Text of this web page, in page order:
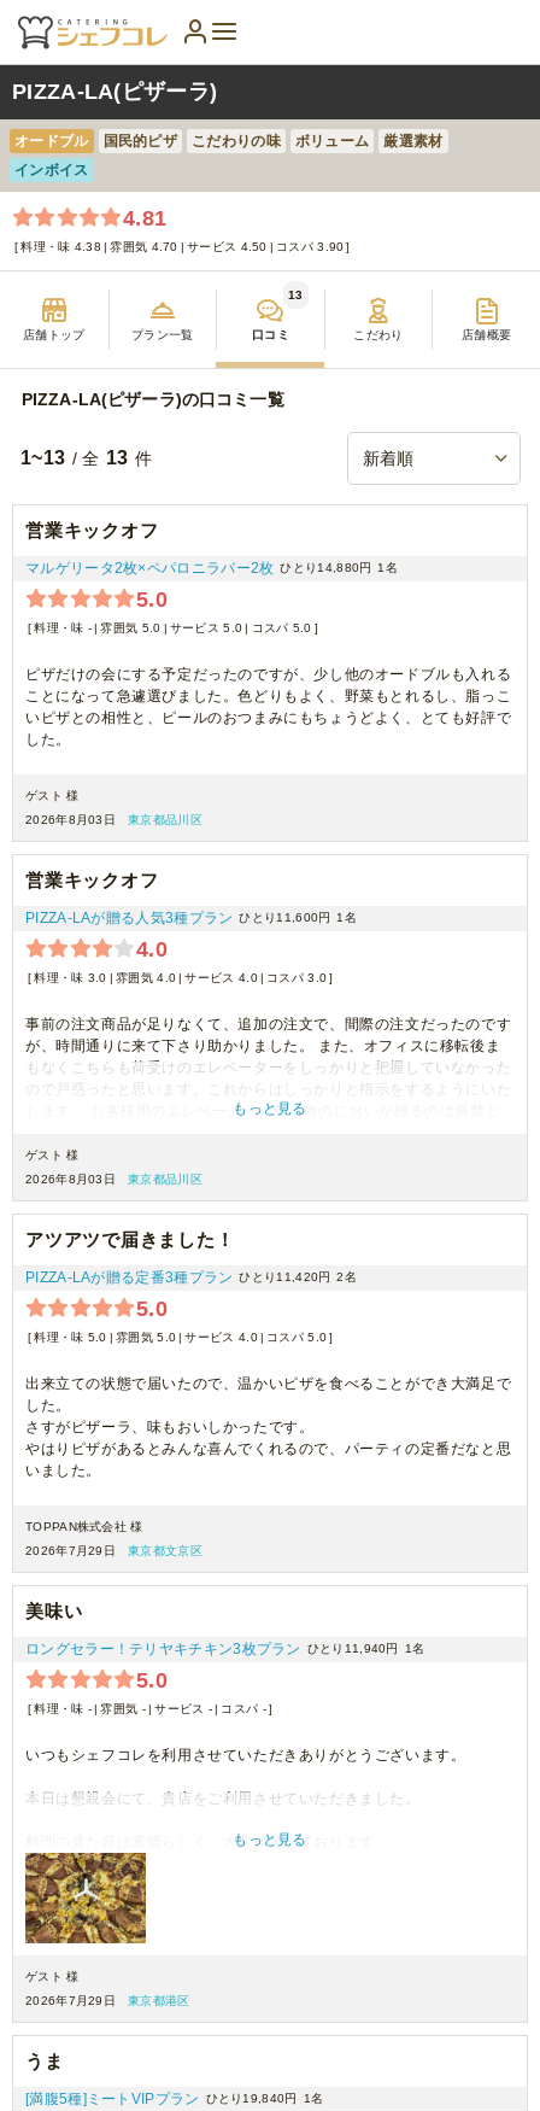
PIZZA-LA(ピザーラ)
オードブル 国民的ピザ こだわりの味 ボリューム
厳選素材
インボイス
4.81
料理・味 4.38 雰囲気 4.70 サービス 4.50 コスパ 3.90
店舗トップ プラン一覧 口コミ
13
こだわり 店舗概要
PIZZA-LA(ピザーラ)の口コミ一覧
1~13 / 全 13 件
営業キックオフ
マルゲリータ2枚×ペパロニラバー2枚 ひとり14,880円 1名
5.0
料理・味 - 雰囲気 5.0 サービス 5.0 コスパ 5.0
ピザだけの会にする予定だったのですが、少し他のオードブルも入れる
ことになって急遽選びました。色どりもよく、野菜もとれるし、脂っこ
いピザとの相性と、ピールのおつまみにもちょうどよく、とても好評で
した。
ゲスト 様
2026年8月03日
東京都品川区
営業キックオフ
PIZZA-LAが贈る人気3種プラン ひとり11,600円 1名
4.0
料理・味 3.0 雰囲気 4.0 サービス 4.0 コスパ 3.0
事前の注文商品が足りなくて、追加の注文で、間際の注文だったのです
が、時間通りに来て下さり助かりました。 また、オフィスに移転後ま
もなくこちらも荷受けのエレベーターをしっかりと把握していなかった
ので戸惑ったと思います。これからはしっかりと指示をするようにいた
します。 お客様用のエレベーターに食べ物のにおいが残るのは厳禁と
す。
もっと見る
ゲスト 様
2026年8月03日
東京都品川区
アツアツで届きました！
PIZZA-LAが贈る定番3種プラン ひとり11,420円 2名
5.0
料理・味 5.0 雰囲気 5.0 サービス 4.0 コスパ 5.0
出来立ての状態で届いたので、温かいピザを食べることができ大満足で
した。
さすがピザーラ、味もおいしかったです。
やはりピザがあるとみんな喜んでくれるので、パーティの定番だなと思
いました。
TOPPAN株式会社 様
2026年7月29日
東京都文京区
美味い
ロングセラー！テリヤキチキン3枚プラン ひとり11,940円 1名
5.0
料理・味 - 雰囲気 - サービス - コスパ -
いつもシェフコレを利用させていただきありがとうございます。
本日は懇親会にて、貴店をご利用させていただきました。
料理の見た目は素晴らしく、大変満足しております。
機会がございましたら、ぜひご利用させていただきます。
もっと見る
ゲスト 様
2026年7月29日
東京都港区
うま
[満腹5種]ミートVIPプラン ひとり19,840円 1名